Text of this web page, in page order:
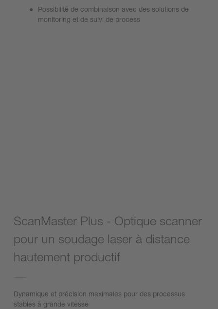
Possibilité de combinaison avec des solutions de
monitoring et de suivi de process
ScanMaster Plus - Optique scanner
pour un soudage laser à distance
hautement productif
Dynamique et précision maximales pour des processus
stables à grande vitesse